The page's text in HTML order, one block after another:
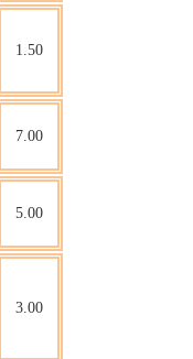
1.50
7.00
5.00
3.00